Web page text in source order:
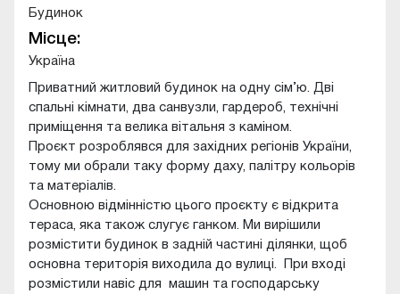
Будинок
Місце:
Україна
Приватний житловий будинок на одну сім’ю. Дві
спальні кімнати, два санвузли, гардероб, технічні
приміщення та велика вітальня з каміном.
Проєкт розроблявся для західних регіонів України,
тому ми обрали таку форму даху, палітру кольорів
та матеріалів.
Основною відмінністю цього проєкту є відкрита
тераса, яка також слугує ганком. Ми вирішили
розмістити будинок в задній частині ділянки, щоб
основна територія виходила до вулиці. При вході
розмістили навіс для машин та господарську